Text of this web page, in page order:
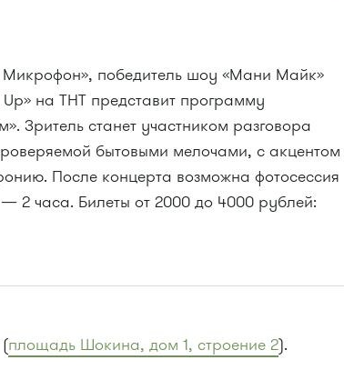
победитель шоу «Мани Майк»
на ТНТ представит программу
Зритель станет участником разговора
бытовыми мелочами, с акцентом
После концерта возможна фотосессия
2 часа. Билеты от 2000 до 4000 рублей:
площадь Шокина, дом 1, строение 2).